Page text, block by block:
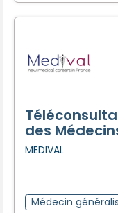
des
MEDIVAL
Médecin